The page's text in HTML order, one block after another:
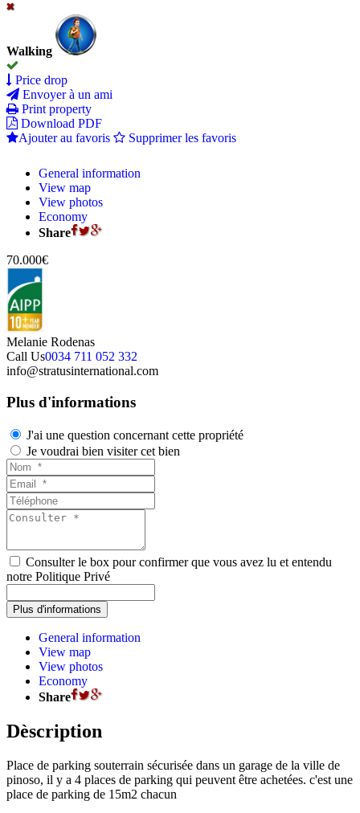
Walking
Price drop
Envoyer à un ami
Print property
Download PDF
Ajouter au favoris
Supprimer les favoris
General information
View map
View photos
Economy
Share
70.000€
Melanie Rodenas
Call Us0034 711 052 332
info@stratusinternational.com
Plus d'informations
J'ai une question concernant cette propriété
Je voudrai bien visiter cet bien
Consulter le box pour confirmer que vous avez lu et entendu
notre Politique Privé
General information
View map
View photos
Economy
Share
Dèscription
Place de parking souterrain sécurisée dans un garage de la ville de
pinoso, il y a 4 places de parking qui peuvent être achetées. c'est une
place de parking de 15m2 chacun